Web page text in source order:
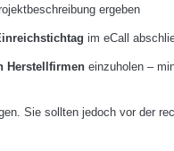
ergeben
im eCall
Herstellfirmen einzuholen –
Sie sollten jedoch vor der